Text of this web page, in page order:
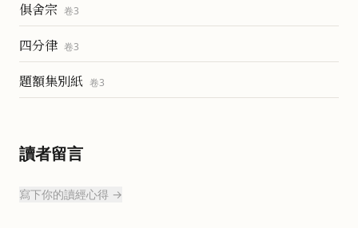
俱舍宗 卷3
四分律 卷3
題額集別紙 卷3
讀者留言
寫下你的讀經心得 →